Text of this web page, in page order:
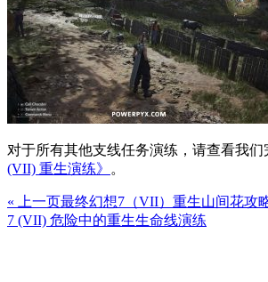
对于所有其他支线任务演练，请查看我们
(VII) 重生演练》
。
« 上一页最终幻想7（VII）重生山间花攻
7 (VII) 危险中的重生生命线演练